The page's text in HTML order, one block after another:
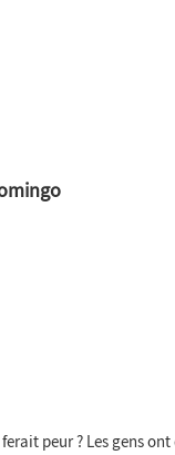
peur ? Les gens